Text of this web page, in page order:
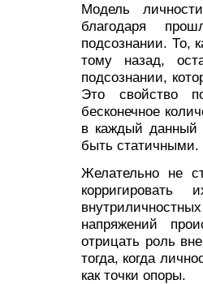
Модель
благодаря
подсознании. То,
тому назад,
подсознании,
Это свойство
бесконечное
в каждый данный
быть статичными.
Желательно не
напряжений
отрицать роль
тогда, когда
как точки опоры.